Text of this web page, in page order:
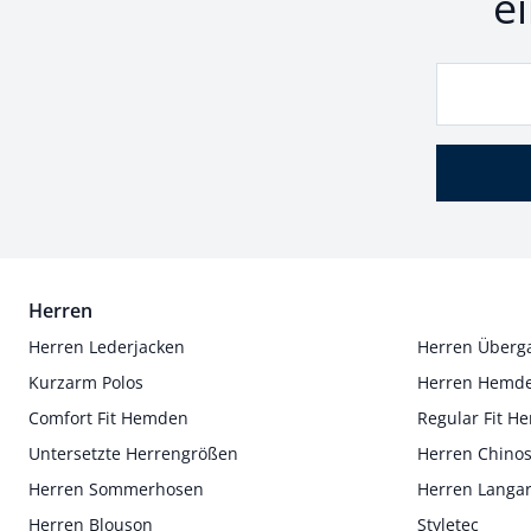
Herren
Herren Lederjacken
Herren
Kurzarm Polos
Herren
Comfort Fit Hemden
Regular Fit
Untersetzte Herrengrößen
Herren Chinos
Herren Sommerhosen
Herren
Herren Blouson
Styletec